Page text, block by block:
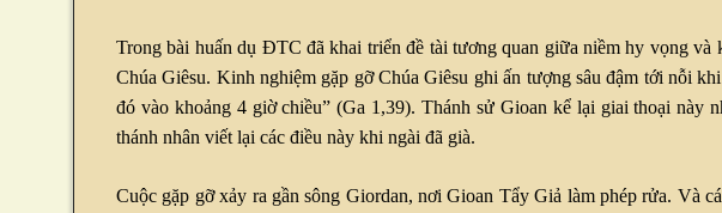
Trong bài huấn dụ ĐTC đã khai triển đề tài tương quan giữa niềm hy vọng
Chúa Giêsu. Kinh nghiệm gặp gỡ Chúa Giêsu ghi ấn tượng sâu đậm tới nỗi
đó vào khoảng 4 giờ chiều” (Ga 1,39). Thánh sử Gioan kể lại giai thoại
thánh nhân viết lại các điều này khi ngài đã già.
Cuộc gặp gỡ xảy ra gần sông Giordan, nơi Gioan Tẩy Giả làm phép rửa. Và